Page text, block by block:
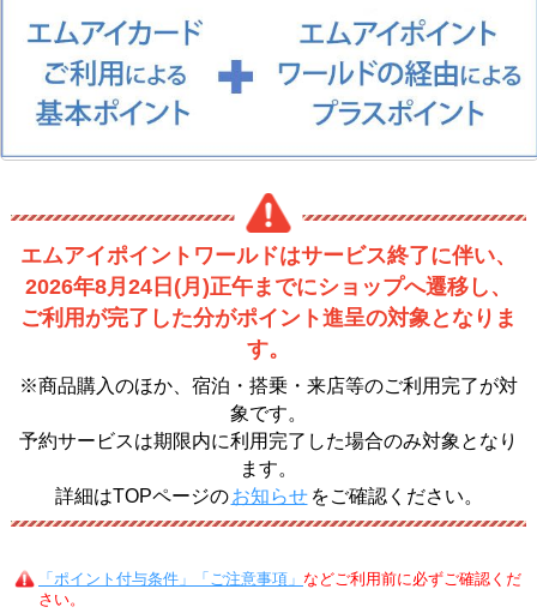
エムアイポイントワールドはサービス終了に伴い、
2026年8月24日(月)正午までにショップへ遷移し、
ご利用が完了した分がポイント進呈の対象となりま
す。
※商品購入のほか、宿泊・搭乗・来店等のご利用完了が対
象です。
予約サービスは期限内に利用完了した場合のみ対象となり
ます。
詳細はTOPページの お知らせ をご確認ください。
「ポイント付与条件」「ご注意事項」 などご利用前に必ずご確認くだ
さい。